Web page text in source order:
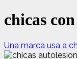
chicas
Una marca usa a